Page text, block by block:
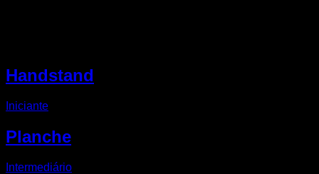
Handstand
Iniciante
Planche
Intermediário